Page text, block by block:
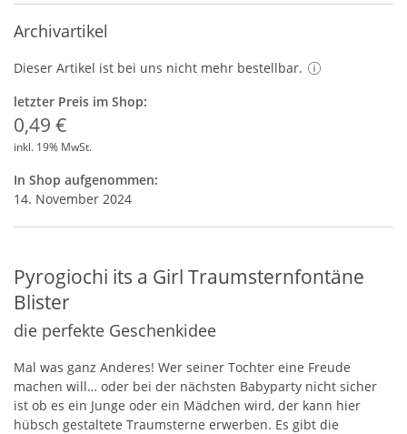
Archivartikel
Dieser Artikel ist bei uns nicht mehr bestellbar.
letzter Preis im Shop:
0,49 €
inkl. 19% MwSt.
In Shop aufgenommen:
14. November 2024
Pyrogiochi its a Girl Traumsternfontäne
Blister
die perfekte Geschenkidee
Mal was ganz Anderes! Wer seiner Tochter eine Freude
machen will… oder bei der nächsten Babyparty nicht sicher
ist ob es ein Junge oder ein Mädchen wird, der kann hier
hübsch gestaltete Traumsterne erwerben. Es gibt die